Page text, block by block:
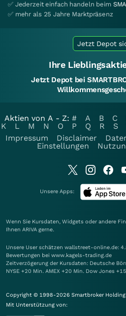
✅ Jederzeit einfach handeln beim
✅ mehr als 25 Jahre Marktpräsenz
Jetzt Depot
Ihre
Jetzt Depot bei
Aktien von A - Z: # A B C
K
L M N O P Q R S
Impressum
Disclaimer
Einstellungen
Unsere Apps:
Wenn Sie Kursdaten, Widgets oder andere
Ihnen ARIVA gerne.
Unsere User schätzen wallstreet-online.de:
Bewertungen bei www.kagels-trading.de
Zeitverzögerung der Kursdaten: Deutsche
NYSE +20 Min. AMEX +20 Min. Dow Jones
Copyright © 1998-2026 Smartbroker Holding
Mit Unterstützung von: